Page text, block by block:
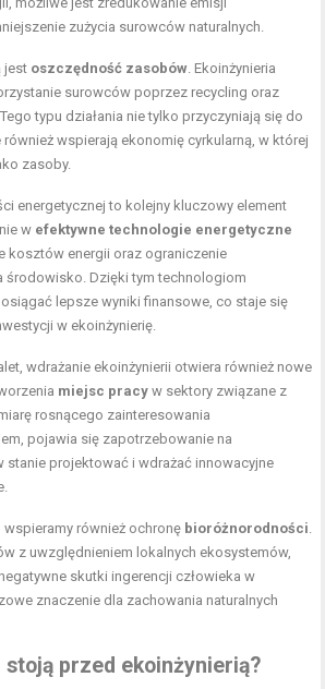
zużycia surowców naturalnych.
jest oszczędność zasobów . Ekoinżynieria
surowców poprzez recycling oraz
typu działania nie tylko przyczyniają się do
wspierają ekonomię cyrkularną, w której
zasoby.
energetycznej to kolejny kluczowy element
w efektywne technologie energetyczne
kosztów energii oraz ograniczenie
środowisko. Dzięki tym technologiom
lepsze wyniki finansowe, co staje się
w ekoinżynierię.
wdrażanie ekoinżynierii otwiera również nowe
miejsc pracy w sektory związane z
rosnącego zainteresowania
pojawia się zapotrzebowanie na
stanie projektować i wdrażać innowacyjne
wspieramy również ochronę bioróżnorodności
z uwzględnieniem lokalnych ekosystemów,
skutki ingerencji człowieka w
znaczenie dla zachowania naturalnych
przed ekoinżynierią?